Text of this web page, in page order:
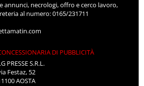
annunci, necrologi, offro e cerco lavoro,
al numero: 0165/231711
DI PUBBLICITÀ
PRESSE S.R.L.
Festaz, 52
AOSTA